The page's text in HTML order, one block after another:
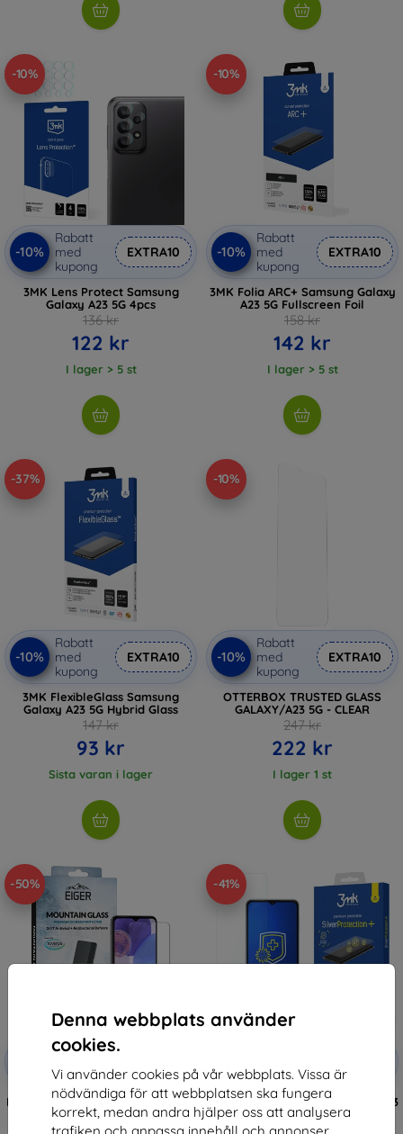
Denna webbplats använder
cookies.
Vi använder cookies på vår webbplats. Vissa är
nödvändiga för att webbplatsen ska fungera
korrekt, medan andra hjälper oss att analysera
-10%
-10%
Rabatt
med
kupong
EXTRA10
3MK Lens Protect Samsung
Galaxy A23 5G 4pcs
136 kr
122 kr
I lager > 5 st
-10%
-10%
Rabatt
med
kupong
EXTRA10
3MK Folia ARC+ Samsung Galaxy
A23 5G Fullscreen Foil
158 kr
142 kr
I lager > 5 st
-37%
-10%
Rabatt
med
kupong
EXTRA10
3MK FlexibleGlass Samsung
Galaxy A23 5G Hybrid Glass
147 kr
93 kr
Sista varan i lager
-10%
-10%
Rabatt
med
kupong
EXTRA10
OTTERBOX TRUSTED GLASS
GALAXY/A23 5G - CLEAR
247 kr
222 kr
I lager 1 st
-50%
Rabatt
kupong
Eiger Mountain Glass 2.5D Screen
Protector for Samsung A23
218 kr
-41%
kupong
3MK Silver Protect+ Samsung A23
4G A235 Wet-mounted
Antimicrobial film